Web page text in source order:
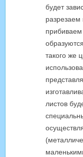
будет
такого же
листов